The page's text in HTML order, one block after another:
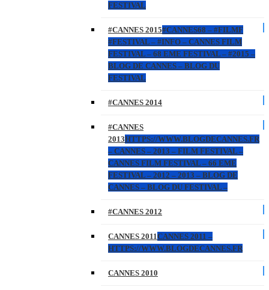
FESTIVAL
#CANNES 2015#CANNES68 – #FILMF
#FESTIVAL – #INFO – CANNES FILM
FESTIVAL – 68 EME FESTIVAL – #2015 –
BLOG DE CANNES – BLOG DU
FESTIVAL
#CANNES 2014
#CANNES
2013HTTPS://WWW.BLOGDECANNES.FR
– CANNES – 2013 – FILM FESTIVAL –
CANNES FILM FESTIVAL – 66 EME
FESTIVAL – 2012 – 2013 – BLOG DE
CANNES – BLOG DU FESTIVAL –
#CANNES 2012
CANNES 2011CANNES 2011 –
HTTPS://WWW.BLOGDECANNES.FR
CANNES 2010